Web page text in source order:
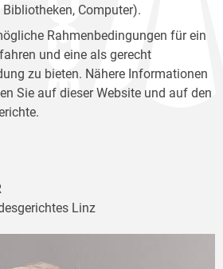
Bibliotheken, Computer).
Rahmenbedingungen für ein
und eine als gerecht
zu bieten. Nähere Informationen
Sie auf dieser Website und auf den
Linz